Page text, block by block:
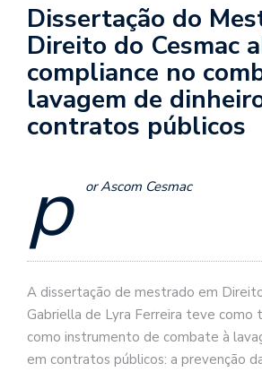
Dissertação do
Direito do Cesmac
compliance no
lavagem de
contratos públicos
p or Ascom Cesmac
A dissertação de mestrado em
Gabriella de Lyra Ferreira teve como
como instrumento de combate à
em contratos públicos: a prevenção